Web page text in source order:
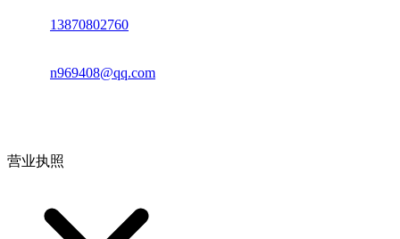
13870802760
n969408@qq.com
营业执照